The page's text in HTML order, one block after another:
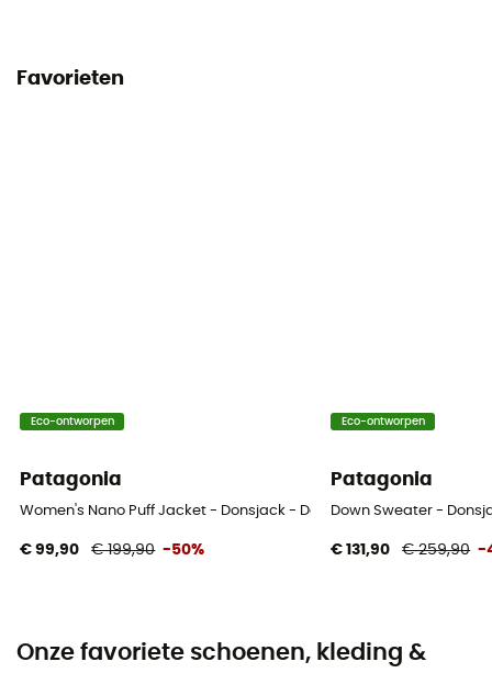
Favorieten
Eco-ontworpen
Patagonia
Women's Nano Puff Jacket - Donsjack - Dames
€ 99,90 € 199,90 -50%
Eco-ontworpen
Patagonia
Down Sweater -
€ 131,90 € 259,90 -
Onze favoriete schoenen, kleding &